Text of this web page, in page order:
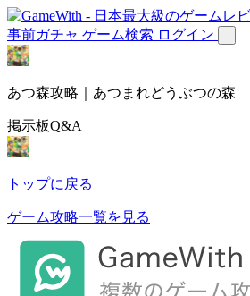
事前ガチャ ゲーム検索 ログイン
あつ森攻略｜あつまれどうぶつの森
掲示板Q&A
トップに戻る
ゲーム攻略一覧を見る